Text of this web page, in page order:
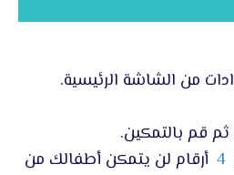
من الشاشة الرئيسية.
قم بالتمكين.
أرقام لن يتمكن أطفالك من